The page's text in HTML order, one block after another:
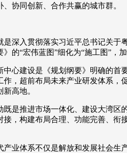
协同创新、合作共赢的城市群。
入贯彻落实习近平总书记关于
的“宏伟蓝图”细化为“施工图”，
建设是《规划纲要》明确的首
，超前布局未来产业研发体系
高地。
推进市场一体化、建设大湾区
，构建布局合理、功能完善、
体系不仅是解放和发展社会生